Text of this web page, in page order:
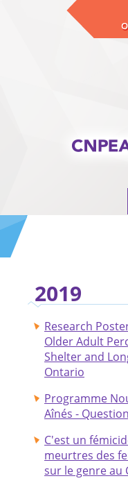
2019
Research
Older Adult
Shelter and
Ontario
Programme
Aînés -
C'est un
meurtres des
sur le genre au